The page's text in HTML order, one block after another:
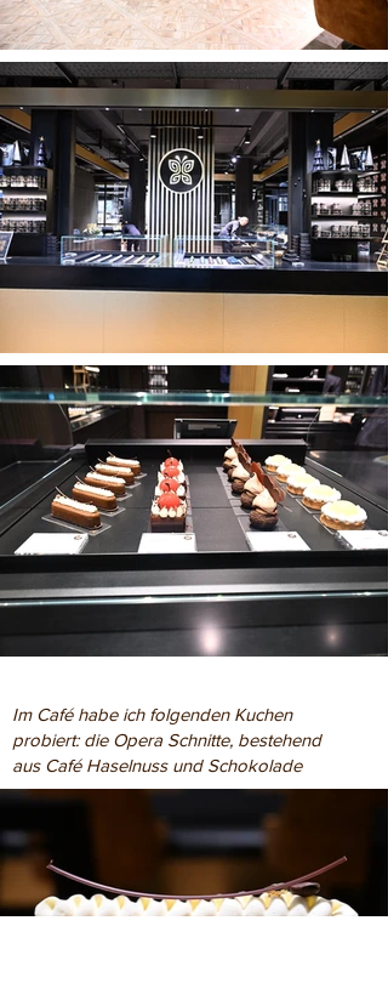
Im Café habe ich folgenden Kuchen
probiert: die Opera Schnitte, bestehend
aus Café Haselnuss und Schokolade